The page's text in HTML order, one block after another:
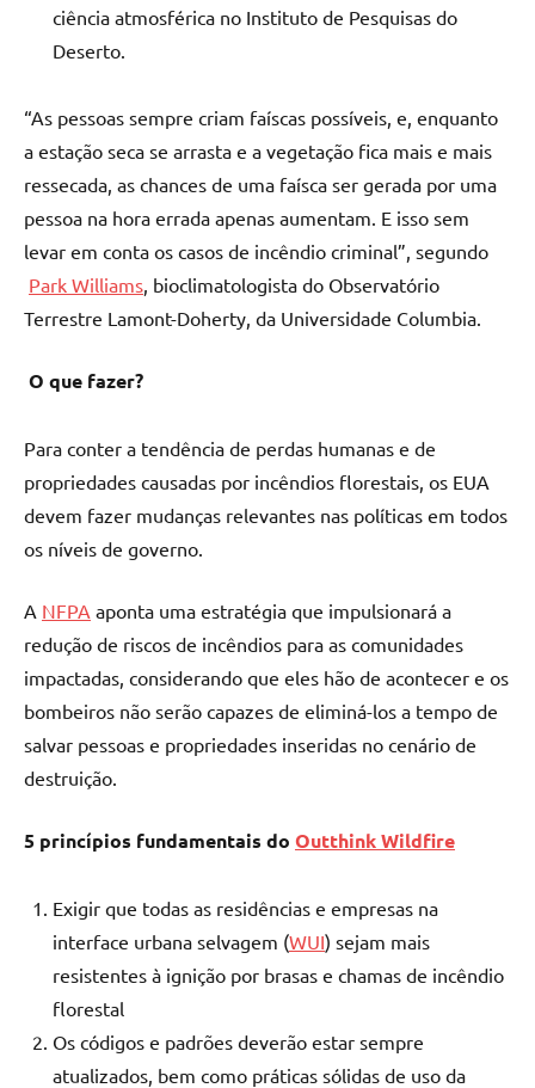
ciência atmosférica no Instituto de Pesquisas do
Deserto.
“As pessoas sempre criam faíscas possíveis, e, enquanto
a estação seca se arrasta e a vegetação fica mais e mais
ressecada, as chances de uma faísca ser gerada por uma
pessoa na hora errada apenas aumentam. E isso sem
levar em conta os casos de incêndio criminal”, segundo
Park Williams , bioclimatologista do Observatório
Terrestre Lamont-Doherty, da Universidade Columbia.
O que fazer?
Para conter a tendência de perdas humanas e de
propriedades causadas por incêndios florestais, os EUA
devem fazer mudanças relevantes nas políticas em todos
os níveis de governo.
A NFPA aponta uma estratégia que impulsionará a
redução de riscos de incêndios para as comunidades
impactadas, considerando que eles hão de acontecer e os
bombeiros não serão capazes de eliminá-los a tempo de
salvar pessoas e propriedades inseridas no cenário de
destruição.
5 princípios fundamentais do Outthink Wildfire
Exigir que todas as residências e empresas na
interface urbana selvagem (WUI) sejam mais
resistentes à ignição por brasas e chamas de incêndio
florestal
Os códigos e padrões deverão estar sempre
atualizados, bem como práticas sólidas de uso da